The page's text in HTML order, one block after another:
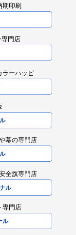
印刷
門店
ラーハッピ
幕の専門店
全旗専門店
ル
専門店
ル